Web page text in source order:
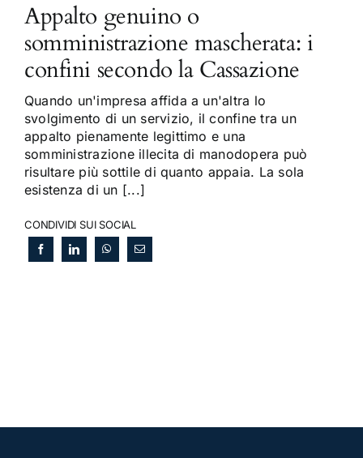
Appalto genuino o
somministrazione mascherata: i
confini secondo la Cassazione
Quando un'impresa affida a un'altra lo
svolgimento di un servizio, il confine tra un
appalto pienamente legittimo e una
somministrazione illecita di manodopera può
risultare più sottile di quanto appaia. La sola
esistenza di un [...]
CONDIVIDI SUI SOCIAL